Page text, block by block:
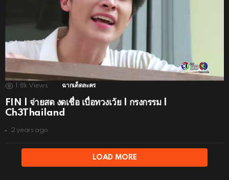
1.8k Views ฉากเด็ดละคร
FIN | จ่ายสด งดเชื่อ เบื่อทวงเว้ย | กรงกรรม |
Ch3Thailand
2 years ago
LOAD MORE